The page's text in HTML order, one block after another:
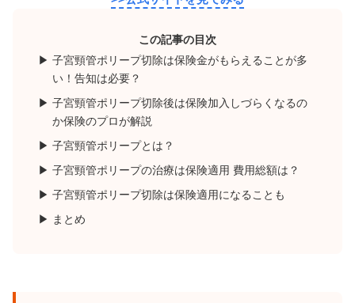
この記事の目次
子宮頸管ポリープ切除は保険金がもらえることが多
い！告知は必要？
子宮頸管ポリープ切除後は保険加入しづらくなるの
か保険のプロが解説
子宮頸管ポリープとは？
子宮頸管ポリープの治療は保険適用 費用総額は？
子宮頸管ポリープ切除は保険適用になることも
まとめ